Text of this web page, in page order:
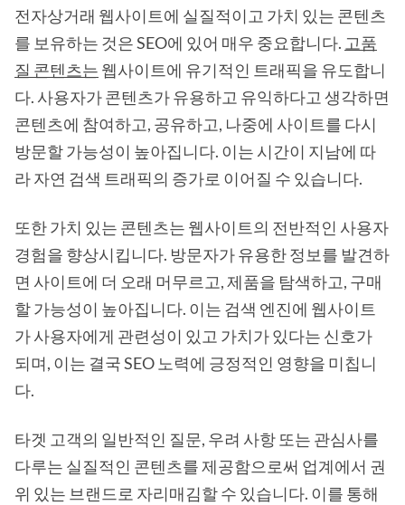
전자상거래 웹사이트에 실질적이고 가치 있는 콘텐츠
를 보유하는 것은 SEO에 있어 매우 중요합니다. 고품
질 콘텐츠는 웹사이트에 유기적인 트래픽을 유도합니
다. 사용자가 콘텐츠가 유용하고 유익하다고 생각하면
콘텐츠에 참여하고, 공유하고, 나중에 사이트를 다시
방문할 가능성이 높아집니다. 이는 시간이 지남에 따
라 자연 검색 트래픽의 증가로 이어질 수 있습니다.
또한 가치 있는 콘텐츠는 웹사이트의 전반적인 사용자
경험을 향상시킵니다. 방문자가 유용한 정보를 발견하
면 사이트에 더 오래 머무르고, 제품을 탐색하고, 구매
할 가능성이 높아집니다. 이는 검색 엔진에 웹사이트
가 사용자에게 관련성이 있고 가치가 있다는 신호가
되며, 이는 결국 SEO 노력에 긍정적인 영향을 미칩니
다.
타겟 고객의 일반적인 질문, 우려 사항 또는 관심사를
다루는 실질적인 콘텐츠를 제공함으로써 업계에서 권
위 있는 브랜드로 자리매김할 수 있습니다. 이를 통해